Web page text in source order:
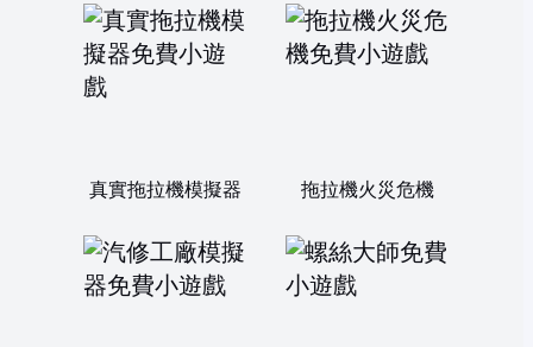
真實拖拉機模擬器 拖拉機火災危機